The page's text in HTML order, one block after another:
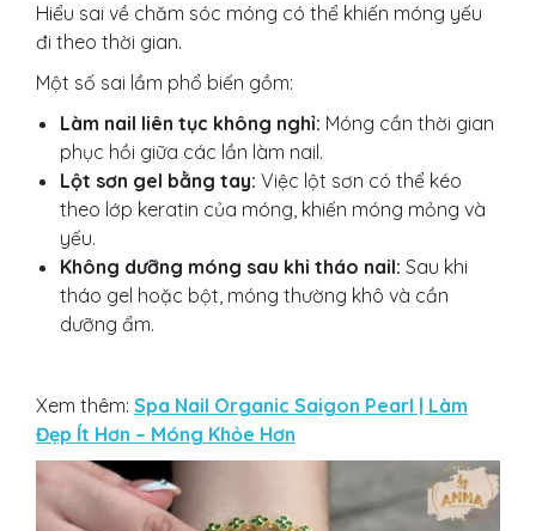
Hiểu sai về chăm sóc móng có thể khiến móng yếu
đi theo thời gian.
Một số sai lầm phổ biến gồm:
Làm nail liên tục không nghỉ: Móng cần thời gian
phục hồi giữa các lần làm nail.
Lột sơn gel bằng tay: Việc lột sơn có thể kéo
theo lớp keratin của móng, khiến móng mỏng và
yếu.
Không dưỡng móng sau khi tháo nail: Sau khi
tháo gel hoặc bột, móng thường khô và cần
dưỡng ẩm.
Xem thêm: Spa Nail Organic Saigon Pearl | Làm
Đẹp Ít Hơn – Móng Khỏe Hơn